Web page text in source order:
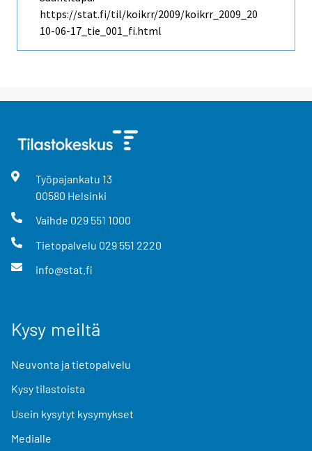
https://stat.fi/til/koikrr/2009/koikrr_2009_20
10-06-17_tie_001_fi.html
Työpajankatu 13
00580 Helsinki
Vaihde 029 551 1000
Tietopalvelu 029 551 2220
info@stat.fi
Kysy meiltä
Neuvonta ja tietopalvelu
Kysy tilastoista
Usein kysytyt kysymykset
Medialle